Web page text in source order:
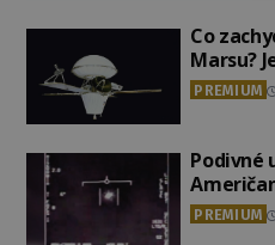
Co
Marsu?
PREMIUM
Podivné
PREMIUM